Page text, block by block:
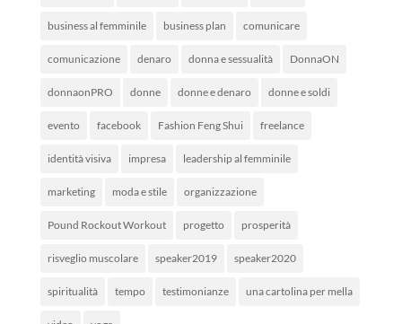
business al femminile business plan comunicare
comunicazione denaro donna e sessualità DonnaON
donnaonPRO donne donne e denaro donne e soldi
evento facebook Fashion Feng Shui freelance
identità visiva impresa leadership al femminile
marketing moda e stile organizzazione
Pound Rockout Workout progetto prosperità
risveglio muscolare speaker2019 speaker2020
spiritualità tempo testimonianze una cartolina per mella